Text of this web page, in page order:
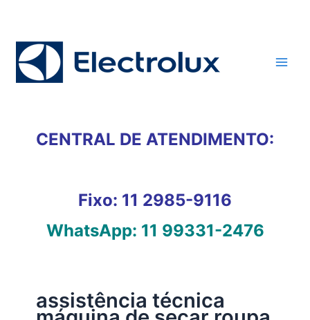
conteúdo
CENTRAL DE ATENDIMENTO:
Fixo: 11 2985-9116
WhatsApp: 11 99331-2476
assistência técnica